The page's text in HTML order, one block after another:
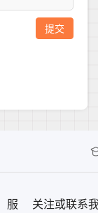
服
关注或联系